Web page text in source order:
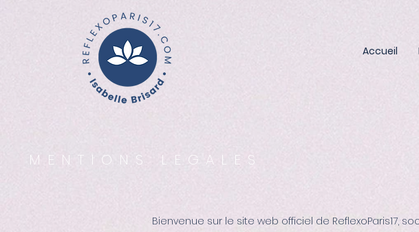
Accueil
MENTIONS LEGALES
Bienvenue sur le site web officiel de ReflexoParis17,